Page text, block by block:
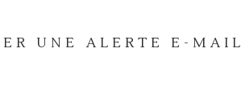
UNE ALERTE E-MAIL